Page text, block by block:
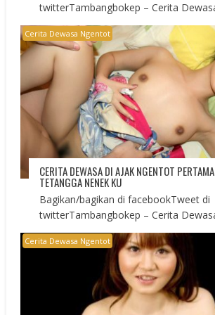
twitterTambangbokep – Cerita
Cerita Dewasa Ngentot
CERITA DEWASA DI AJAK NGENTOT
TETANGGA NENEK KU
Bagikan/bagikan di facebookTweet di
twitterTambangbokep – Cerita
Cerita Dewasa Ngentot